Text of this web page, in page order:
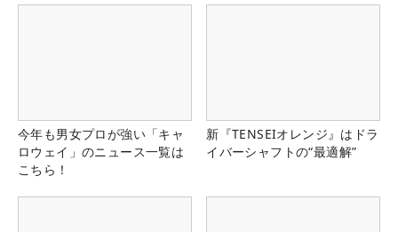
今年も男女プロが強い「キャ
ロウェイ」のニュース一覧は
こちら！
新『TENSEIオレンジ』はドラ
イバーシャフトの“最適解”